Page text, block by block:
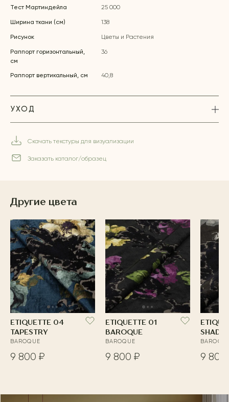
Тест Мартиндейла 25 000
Ширина ткани (см) 138
Рисунок Цветы и Растения
Раппорт горизонтальный,
см
36
Раппорт вертикальный, см 40,8
УХОД
Скачать текстуры для визуализации
Заказать каталог/образец
Другие цвета
ETIQUETTE 04
TAPESTRY
BAROQUE
9 800 ₽
ETIQUETTE 01
BAROQUE
BAROQUE
9 800 ₽ 9 800